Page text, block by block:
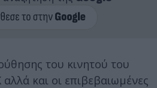
του κινητού του
και οι επιβεβαιωμένες